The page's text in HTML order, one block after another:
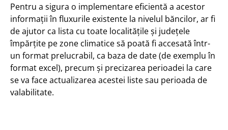
Pentru a sigura o implementare eficientă a acestor
informații în fluxurile existente la nivelul băncilor, ar fi
de ajutor ca lista cu toate localitățile și județele
împărțite pe zone climatice să poată fi accesată într-
un format prelucrabil, ca baza de date (de exemplu în
format excel), precum și precizarea perioadei la care
se va face actualizarea acestei liste sau perioada de
valabilitate.